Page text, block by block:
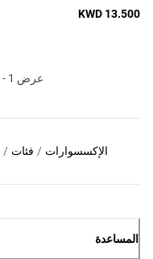
KWD 13.500
عرض 1 - 0 من إجمالي 6 المنتجات
الإكسسوارات / فئات /
المساعدة